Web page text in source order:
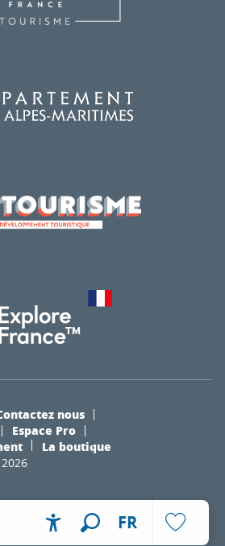
FR
nous
Espace Pro
La boutique